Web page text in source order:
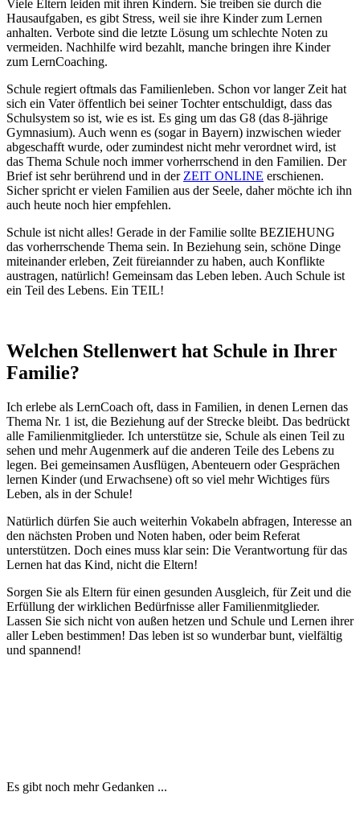
Viele Eltern leiden mit ihren Kindern. Sie treiben sie durch die
Hausaufgaben, es gibt Stress, weil sie ihre Kinder zum Lernen
anhalten. Verbote sind die letzte Lösung um schlechte Noten zu
vermeiden. Nachhilfe wird bezahlt, manche bringen ihre Kinder
zum LernCoaching.
Schule regiert oftmals das Familienleben. Schon vor langer Zeit hat
sich ein Vater öffentlich bei seiner Tochter entschuldigt, dass das
Schulsystem so ist, wie es ist. Es ging um das G8 (das 8-jährige
Gymnasium). Auch wenn es (sogar in Bayern) inzwischen wieder
abgeschafft wurde, oder zumindest nicht mehr verordnet wird, ist
das Thema Schule noch immer vorherrschend in den Familien. Der
Brief ist sehr berührend und in der ZEIT ONLINE erschienen.
Sicher spricht er vielen Familien aus der Seele, daher möchte ich ihn
auch heute noch hier empfehlen.
Schule ist nicht alles! Gerade in der Familie sollte BEZIEHUNG
das vorherrschende Thema sein. In Beziehung sein, schöne Dinge
miteinander erleben, Zeit füreiannder zu haben, auch Konflikte
austragen, natürlich! Gemeinsam das Leben leben. Auch Schule ist
ein Teil des Lebens. Ein TEIL!
Welchen Stellenwert hat Schule in Ihrer
Familie?
Ich erlebe als LernCoach oft, dass in Familien, in denen Lernen das
Thema Nr. 1 ist, die Beziehung auf der Strecke bleibt. Das bedrückt
alle Familienmitglieder. Ich unterstütze sie, Schule als einen Teil zu
sehen und mehr Augenmerk auf die anderen Teile des Lebens zu
legen. Bei gemeinsamen Ausflügen, Abenteuern oder Gesprächen
lernen Kinder (und Erwachsene) oft so viel mehr Wichtiges fürs
Leben, als in der Schule!
Natürlich dürfen Sie auch weiterhin Vokabeln abfragen, Interesse an
den nächsten Proben und Noten haben, oder beim Referat
unterstützen. Doch eines muss klar sein: Die Verantwortung für das
Lernen hat das Kind, nicht die Eltern!
Sorgen Sie als Eltern für einen gesunden Ausgleich, für Zeit und die
Erfüllung der wirklichen Bedürfnisse aller Familienmitglieder.
Lassen Sie sich nicht von außen hetzen und Schule und Lernen ihrer
aller Leben bestimmen! Das leben ist so wunderbar bunt, vielfältig
und spannend!
Es gibt noch mehr Gedanken ...